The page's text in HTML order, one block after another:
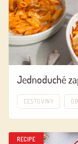
Jednoduché
CESTOVINY
RECIPE